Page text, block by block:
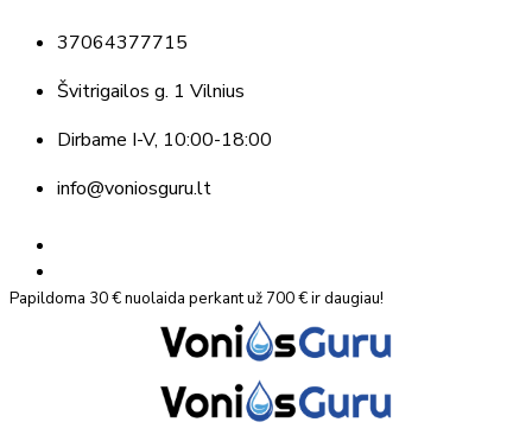
37064377715
Švitrigailos g. 1 Vilnius
Dirbame I-V, 10:00-18:00
info@voniosguru.lt
Papildoma 30 € nuolaida perkant už 700 € ir daugiau!